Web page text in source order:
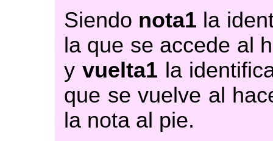
Siendo nota1 la
la que se accede al
y vuelta1 la
que se vuelve al
la nota al pie.